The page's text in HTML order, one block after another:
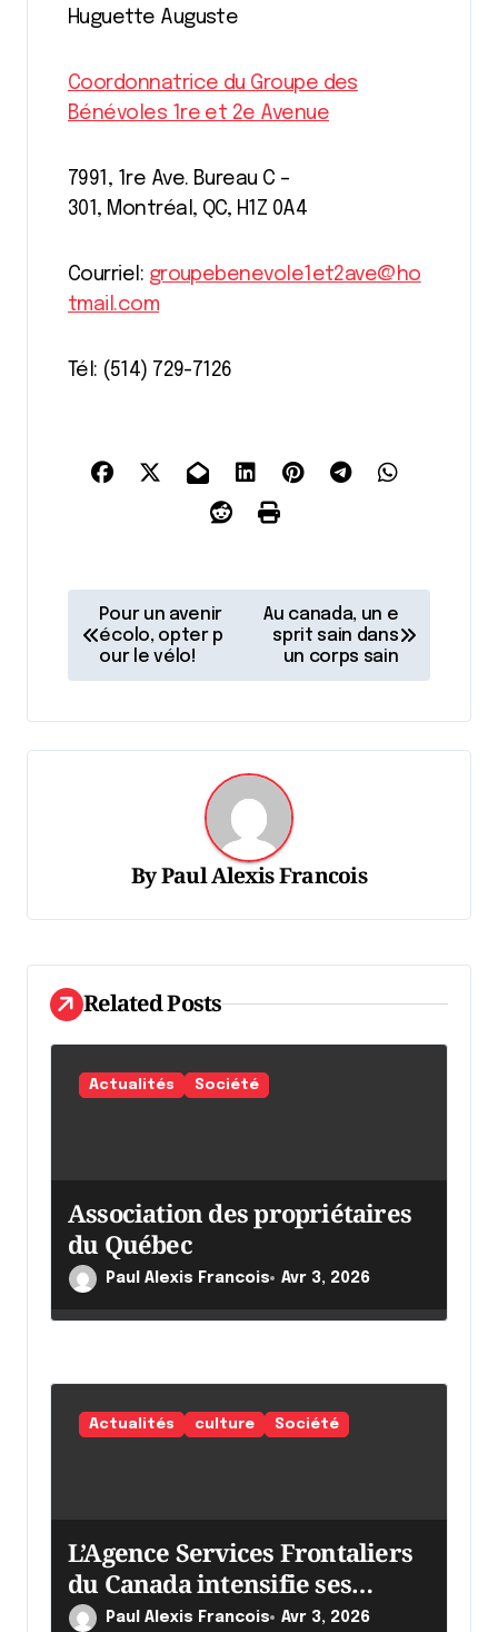
Huguette Auguste
Coordonnatrice du Groupe des
Bénévoles 1re et 2e Avenue
7991, 1re Ave. Bureau C –
301, Montréal, QC, H1Z 0A4
Courriel: groupebenevole1et2ave@ho
tmail.com
Tél: (514) 729-7126
v
i
g
d
e
l
i
c
l
Pour un avenir
écolo, opter p
our le vélo!
Au canada, un e
sprit sain dans
un corps sain
ByPaul Alexis Francois
Related Posts
Actualités Société
Association des propriétaires
du Québec
Paul Alexis Francois Avr 3, 2026
Actualités culture Société
L’Agence Services Frontaliers
du Canada intensifie ses
effortsPaul Alexis Francois Avr 3, 2026